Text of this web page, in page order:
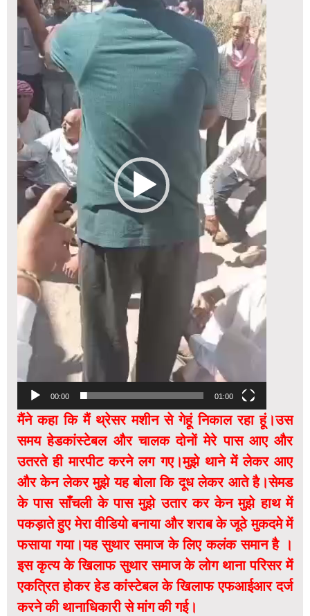
00:00 01:00
मैंने कहा कि मैं थ्रेसर मशीन से गेहूं निकाल रहा हूं।उस
समय हेडकांस्टेबल और चालक दोनों मेरे पास आए और
उतरते ही मारपीट करने लग गए।मुझे थाने में लेकर आए
और केन लेकर मुझे यह बोला कि दूध लेकर आते है।सेमड
के पास साँचली के पास मुझे उतार कर केन मुझे हाथ में
पकड़ाते हुए मेरा वीडियो बनाया और शराब के जूठे मुकदमे में
फसाया गया।यह सुथार समाज के लिए कलंक समान है ।
इस कृत्य के खिलाफ सुथार समाज के लोग थाना परिसर में
एकत्रित होकर हेड कांस्टेबल के खिलाफ एफआईआर दर्ज
करने की थानाधिकारी से मांग की गई।